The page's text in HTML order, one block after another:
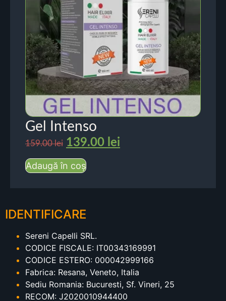
Gel Intenso
159.00lei 139.00 lei
Adaugă în coș
IDENTIFICARE
Sereni Capelli SRL.
CODICE FISCALE: IT00343169991
CODICE ESTERO: 000042999166
Fabrica: Resana, Veneto, Italia
Sediu Romania: Bucuresti, Sf. Vineri, 25
RECOM: J2020010944400